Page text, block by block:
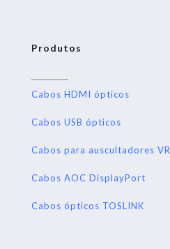
Produtos
Cabos HDMI ópticos
Cabos USB ópticos
Cabos para auscultadores VR
Cabos AOC DisplayPort
Cabos ópticos TOSLINK